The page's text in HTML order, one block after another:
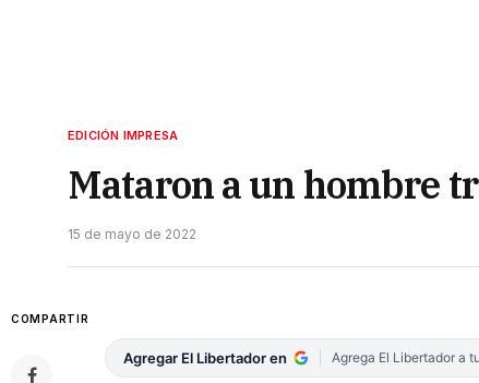
EDICIÓN IMPRESA
Mataron a un hombre
15 de mayo de 2022
COMPARTIR
Agregar El Libertador en Agrega El Libertador a